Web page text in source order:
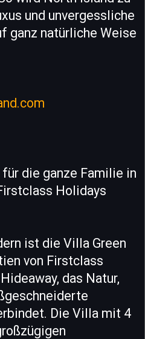
und unvergessliche
ganz natürliche Weise
die ganze Familie in
Holidays
ist die Villa Green
von Firstclass
das Natur,
Die Villa mit 4